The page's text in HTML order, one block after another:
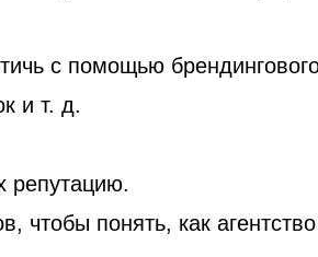
с помощью
и т. д.
репутацию.
чтобы понять, как